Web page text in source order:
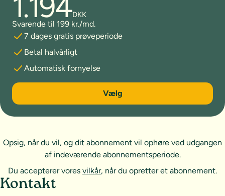
DKK
Svarende til 199 kr./md.
7 dages gratis prøveperiode
Betal halvårligt
Automatisk fornyelse
6 måneder
Vælg
Opsig, når du vil, og dit abonnement vil ophøre ved udgangen
af indeværende abonnementsperiode.
Du accepterer vores vilkår, når du opretter et abonnement.
Sideoversigt og kontakt
Kontakt